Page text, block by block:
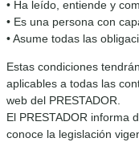
• Ha leído, entiende y
• Es una persona con
• Asume todas las
Estas condiciones
aplicables a todas las
web del PRESTADOR.
El PRESTADOR informa
conoce la legislación